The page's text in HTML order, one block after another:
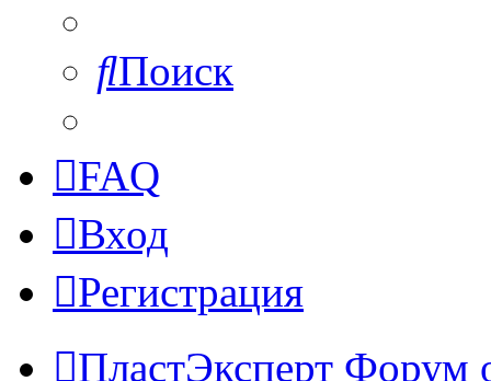
Поиск
FAQ
Вход
Регистрация
ПластЭксперт Форум